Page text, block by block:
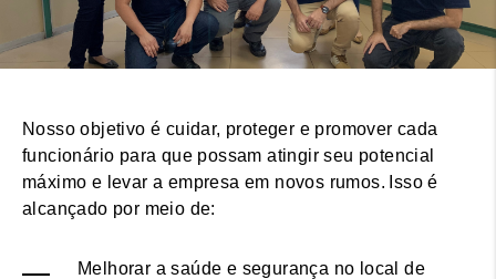
​​​​​Nosso objetivo é cuidar, proteger e promover cada
funcionário para que possam atingir seu potencial
máximo e levar a empresa em novos rumos. Isso é
alcançado por meio de:
Melhorar a saúde e segurança no local de